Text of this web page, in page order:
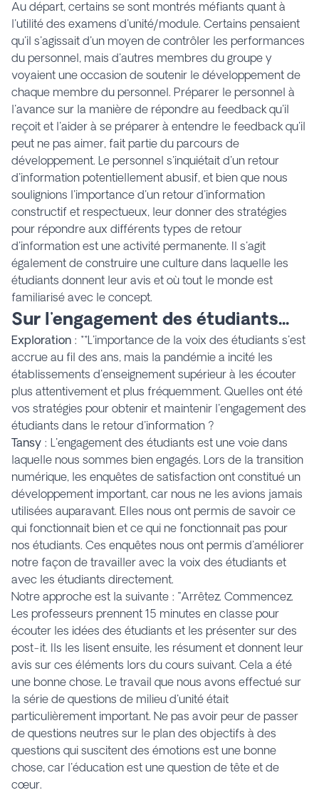
Au départ, certains se sont montrés méfiants quant à
l'utilité des examens d'unité/module. Certains pensaient
qu'il s'agissait d'un moyen de contrôler les performances
du personnel, mais d'autres membres du groupe y
voyaient une occasion de soutenir le développement de
chaque membre du personnel. Préparer le personnel à
l'avance sur la manière de répondre au feedback qu'il
reçoit et l'aider à se préparer à entendre le feedback qu'il
peut ne pas aimer, fait partie du parcours de
développement. Le personnel s'inquiétait d'un retour
d'information potentiellement abusif, et bien que nous
soulignions l'importance d'un retour d'information
constructif et respectueux, leur donner des stratégies
pour répondre aux différents types de retour
d'information est une activité permanente. Il s'agit
également de construire une culture dans laquelle les
étudiants donnent leur avis et où tout le monde est
familiarisé avec le concept.
Sur l'engagement des étudiants...
Exploration : **L'importance de la voix des étudiants s'est
accrue au fil des ans, mais la pandémie a incité les
établissements d'enseignement supérieur à les écouter
plus attentivement et plus fréquemment. Quelles ont été
vos stratégies pour obtenir et maintenir l'engagement des
étudiants dans le retour d'information ?
Tansy : L'engagement des étudiants est une voie dans
laquelle nous sommes bien engagés. Lors de la transition
numérique, les enquêtes de satisfaction ont constitué un
développement important, car nous ne les avions jamais
utilisées auparavant. Elles nous ont permis de savoir ce
qui fonctionnait bien et ce qui ne fonctionnait pas pour
nos étudiants. Ces enquêtes nous ont permis d'améliorer
notre façon de travailler avec la voix des étudiants et
avec les étudiants directement.
Notre approche est la suivante : "Arrêtez. Commencez.
Les professeurs prennent 15 minutes en classe pour
écouter les idées des étudiants et les présenter sur des
post-it. Ils les lisent ensuite, les résument et donnent leur
avis sur ces éléments lors du cours suivant. Cela a été
une bonne chose. Le travail que nous avons effectué sur
la série de questions de milieu d'unité était
particulièrement important. Ne pas avoir peur de passer
de questions neutres sur le plan des objectifs à des
questions qui suscitent des émotions est une bonne
chose, car l'éducation est une question de tête et de
cœur.